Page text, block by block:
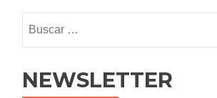
NEWSLETTER